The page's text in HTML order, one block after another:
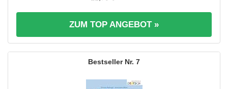
ZUM TOP ANGEBOT »
7